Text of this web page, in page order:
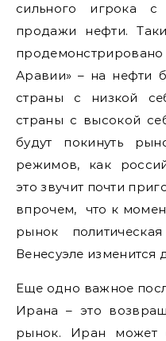
сильного игрока с
продажи нефти.
Аравии» – на нефти
страны с низкой
страны с высокой
будут покинуть
режимов, как
это звучит почти
впрочем, что к
рынок
Венесуэле изменится
Еще одно важное
Ирана – это
рынок. Иран может